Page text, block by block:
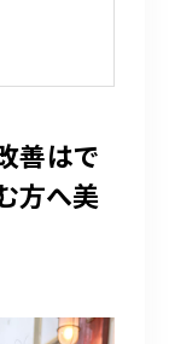
善はで
方へ美